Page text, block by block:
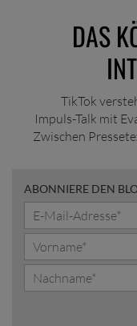
DAS
TikTok
Impuls-Talk mit
Zwischen
ABONNIERE DEN